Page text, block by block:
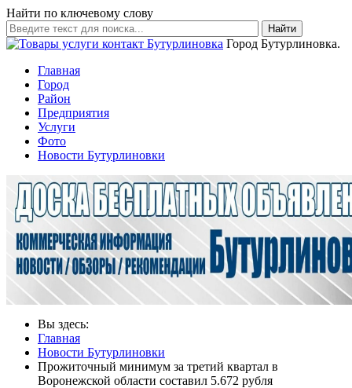
Найти по ключевому слову
Найти
Город Бутурлиновка.
Главная
Город
Район
Предприятия
Услуги
Фото
Новости Бутурлиновки
Вы здесь:
Главная
Новости Бутурлиновки
Прожиточный минимум за третий квартал в
Воронежской области составил 5.672 рубля